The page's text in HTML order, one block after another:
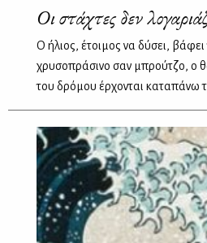
Οι στάχτες δεν
Ο ήλιος, έτοιμος να δύσει,
χρυσοπράσινο σαν μπρούτζο, ο
του δρόμου έρχονται καταπάνω